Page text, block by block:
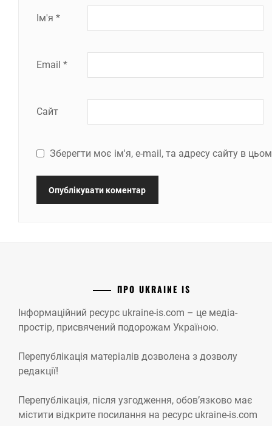
Ім'я *
Email *
Сайт
Зберегти моє ім'я, e-mail, та адресу сайту в
ПРО UKRAINE IS
Інформаційний ресурс ukraine-is.com – це медіа-
простір, присвячений подорожам Україною.
Перепублікація матеріалів дозволена з дозволу
редакції!
Перепублікація, після узгодження, обов’язково має
містити відкрите посилання на ресурс ukraine-is.com